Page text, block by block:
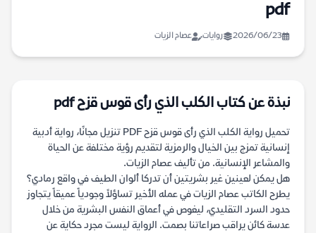
pdf
2026/06/23 روايات عصام الزيات
نبذة عن كتاب الكلب الذي رأى قوس قزح pdf
تحميل رواية الكلب الذي رأى قوس قزح PDF تنزيل مجانًا، رواية أدبية
إنسانية تمزج بين الخيال والرمزية لتقديم رؤية مختلفة عن الحياة
والمشاعر الإنسانية. من تأليف عصام الزيات.
هل يمكن لعينين غير بشريتين أن تدركا ألوان الطيف في واقع رمادي؟
يطرح الكاتب عصام الزيات في عمله الأخير تساؤلاً وجودياً عميقاً يتجاوز
حدود السرد التقليدي، ليغوص في أعماق النفس البشرية من خلال
عدسة كائن يراقب صراعاتنا بصمت. الرواية ليست مجرد حكاية عن